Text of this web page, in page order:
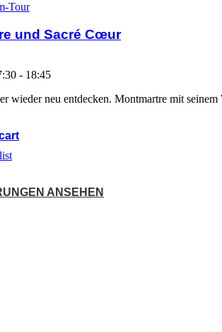
Tour
und Sacré Cœur
- 18:45
wieder neu entdecken. Montmartre mit
ANSEHEN